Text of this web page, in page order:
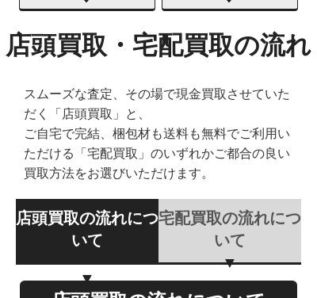
店頭買取・宅配買取の流れ
スムーズな査定、その場で現金買取させていた
だく「店頭買取」と、
ご自宅で完結、梱包材も送料も無料でご利用い
ただける「宅配買取」のいずれかご都合の良い
買取方法をお選びいただけます。
店頭買取の流れにつ
いて
宅配買取の流れにつ
いて